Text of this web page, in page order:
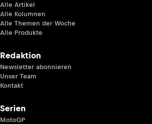
Alle Artikel
Alle Kolumnen
Alle Themen der Woche
Alle Produkte
Redaktion
Newsletter abonnieren
Unser Team
Kontakt
Serien
MotoGP